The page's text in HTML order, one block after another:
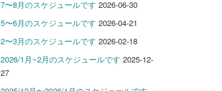
7〜8月のスケジュールです 2026-06-30
5〜6月のスケジュールです 2026-04-21
2〜3月のスケジュールです 2026-02-18
2026/1月~2月のスケジュールです 2025-12-
27